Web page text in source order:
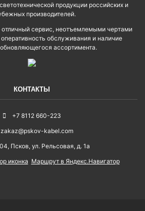
продукции российских и
производителей.
сервис, неотъемлемыми чертами
обслуживания и наличие
ассортимента.
КОНТАКТЫ
+7 8112 660-223
zakaz@pskov-kabel.com
, Псков, ул. Рельсовая, д. 1а
Маршрут в Яндекс.Навигатор